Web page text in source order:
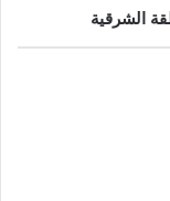
الشرقية